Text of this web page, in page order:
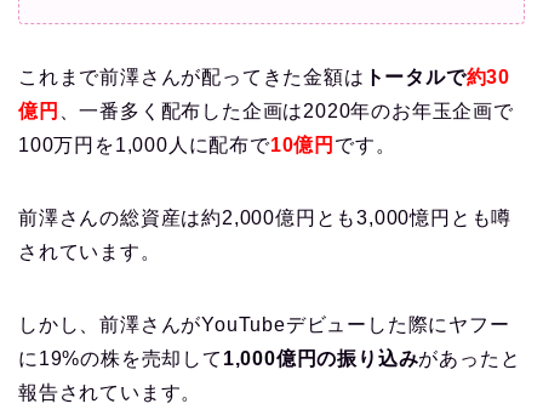
これまで前澤さんが配ってきた金額は トータルで約30
億円
、一番多く配布した企画は2020年のお年玉企画で
100万円を1,000人に配布で10億円 です。
前澤さんの総資産は約2,000億円とも3,000憶円とも噂
されています。
しかし、前澤さんがYouTubeデビューした際にヤフー
に19%の株を売却して 1,000億円の振り込みがあったと
報告されています。